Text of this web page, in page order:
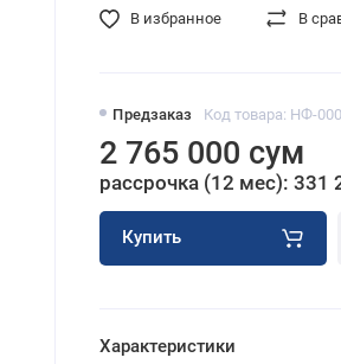
Предзаказ Код товара: НФ-
2 765 000 сум
рассрочка (12 мес): 331
Купить
В избранное В
Характеристики